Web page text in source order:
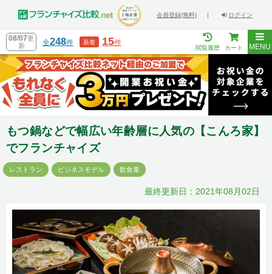
会員登録(無料) | ログイン
08/07更
新
全248件 新着 15件
閲覧履歴 カート MENU
もつ鍋などで幅広い年齢層に人気の【こんろ家】
でフランチャイズ
レストラン ビジネスモデル 飲食業
最終更新日：2021年08月02日